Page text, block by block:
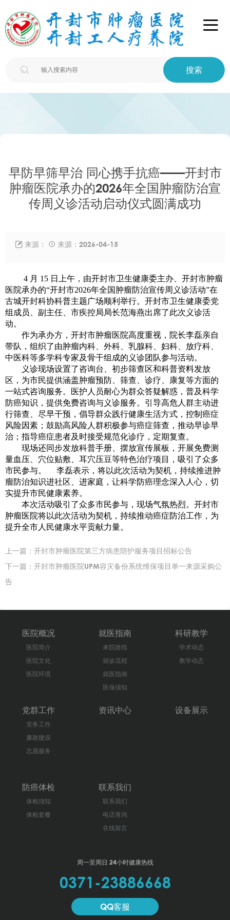

 搜索
早防早筛早治 同心携手抗癌——开封市
肿瘤医院承办的2026年全国肿瘤防治宣
传周义诊活动启动仪式圆满成功
 来源：  来源：2026-04-15
4 月 15 日上午，由开封市卫生健康委主办、开封市肿瘤
医院承办的“开封市2026年全国肿瘤防治宣传周义诊活动”在
古城开封科协科普主题广场顺利举行。开封市卫生健康委党
组成员、副主任、市疾控局局长范海燕出席了此次义诊活
动。
作为承办方，开封市肿瘤医院高度重视，院长李磊亲自
带队，组织了由肿瘤内科、外科、乳腺科、妇科、放疗科、
中医科等多学科专家及骨干组成的义诊团队参与活动。
义诊现场设置了咨询台、初步筛查区和科普资料发放
区，为市民提供涵盖肿瘤预防、筛查、诊疗、康复等方面的
一站式咨询服务。医护人员耐心为群众答疑解惑，普及科学
防癌知识，提供免费咨询与义诊服务。引导高危人群主动进
行筛查、尽早干预，倡导群众践行健康生活方式，控制癌症
风险因素；鼓励高风险人群积极参与癌症筛查，推动早诊早
治；指导癌症患者及时接受规范化诊疗，定期复查。
现场还同步发放科普手册、摆放宣传展板，开展免费测
量血压、穴位贴敷、耳穴压豆等特色治疗项目，吸引了众多
市民参与。 李磊表示，将以此次活动为契机，持续推进肿
瘤防治知识进社区、进家庭，让科学防癌理念深入人心，切
实提升市民健康素养。
本次活动吸引了众多市民参与，现场气氛热烈。开封市
肿瘤医院将以此次活动为契机，持续推动癌症防治工作，为
提升全市人民健康水平贡献力量。
上一篇： 开封市肿瘤医院第三方病患陪护服务项目招标公告
下一篇： 开封市肿瘤医院UPM容灾备份系统维保项目单一来源采购公
告
医院概况
医院简介
医院文化
医院环境
就医指南
来院路线
就诊流程
就医指南
医保须知
科研教学
学术动态
教学动态
党群工作
党务工作
廉政建设
志愿服务
资讯中心 设备展示
防癌体检
体检须知
体检套餐
联系我们
联系我们
电话查询
在线留言
周一至周日 24小时健康热线
0371-23886668
QQ客服